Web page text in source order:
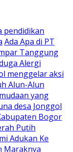
pendidikan
Ada Apa di PT
Tanggung
Alergi
menggelar aksi
Alun-Alun
yang
desa Jonggol
Bogor
Putih
Adukan Ke
Maraknya